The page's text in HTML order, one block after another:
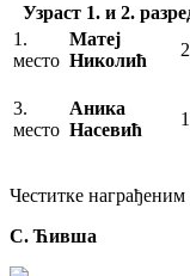
Узраст 1. и 2.
1.
место
Матеј
Николић
3.
место
Аника
Насевић
Честитке
С. Ћивша